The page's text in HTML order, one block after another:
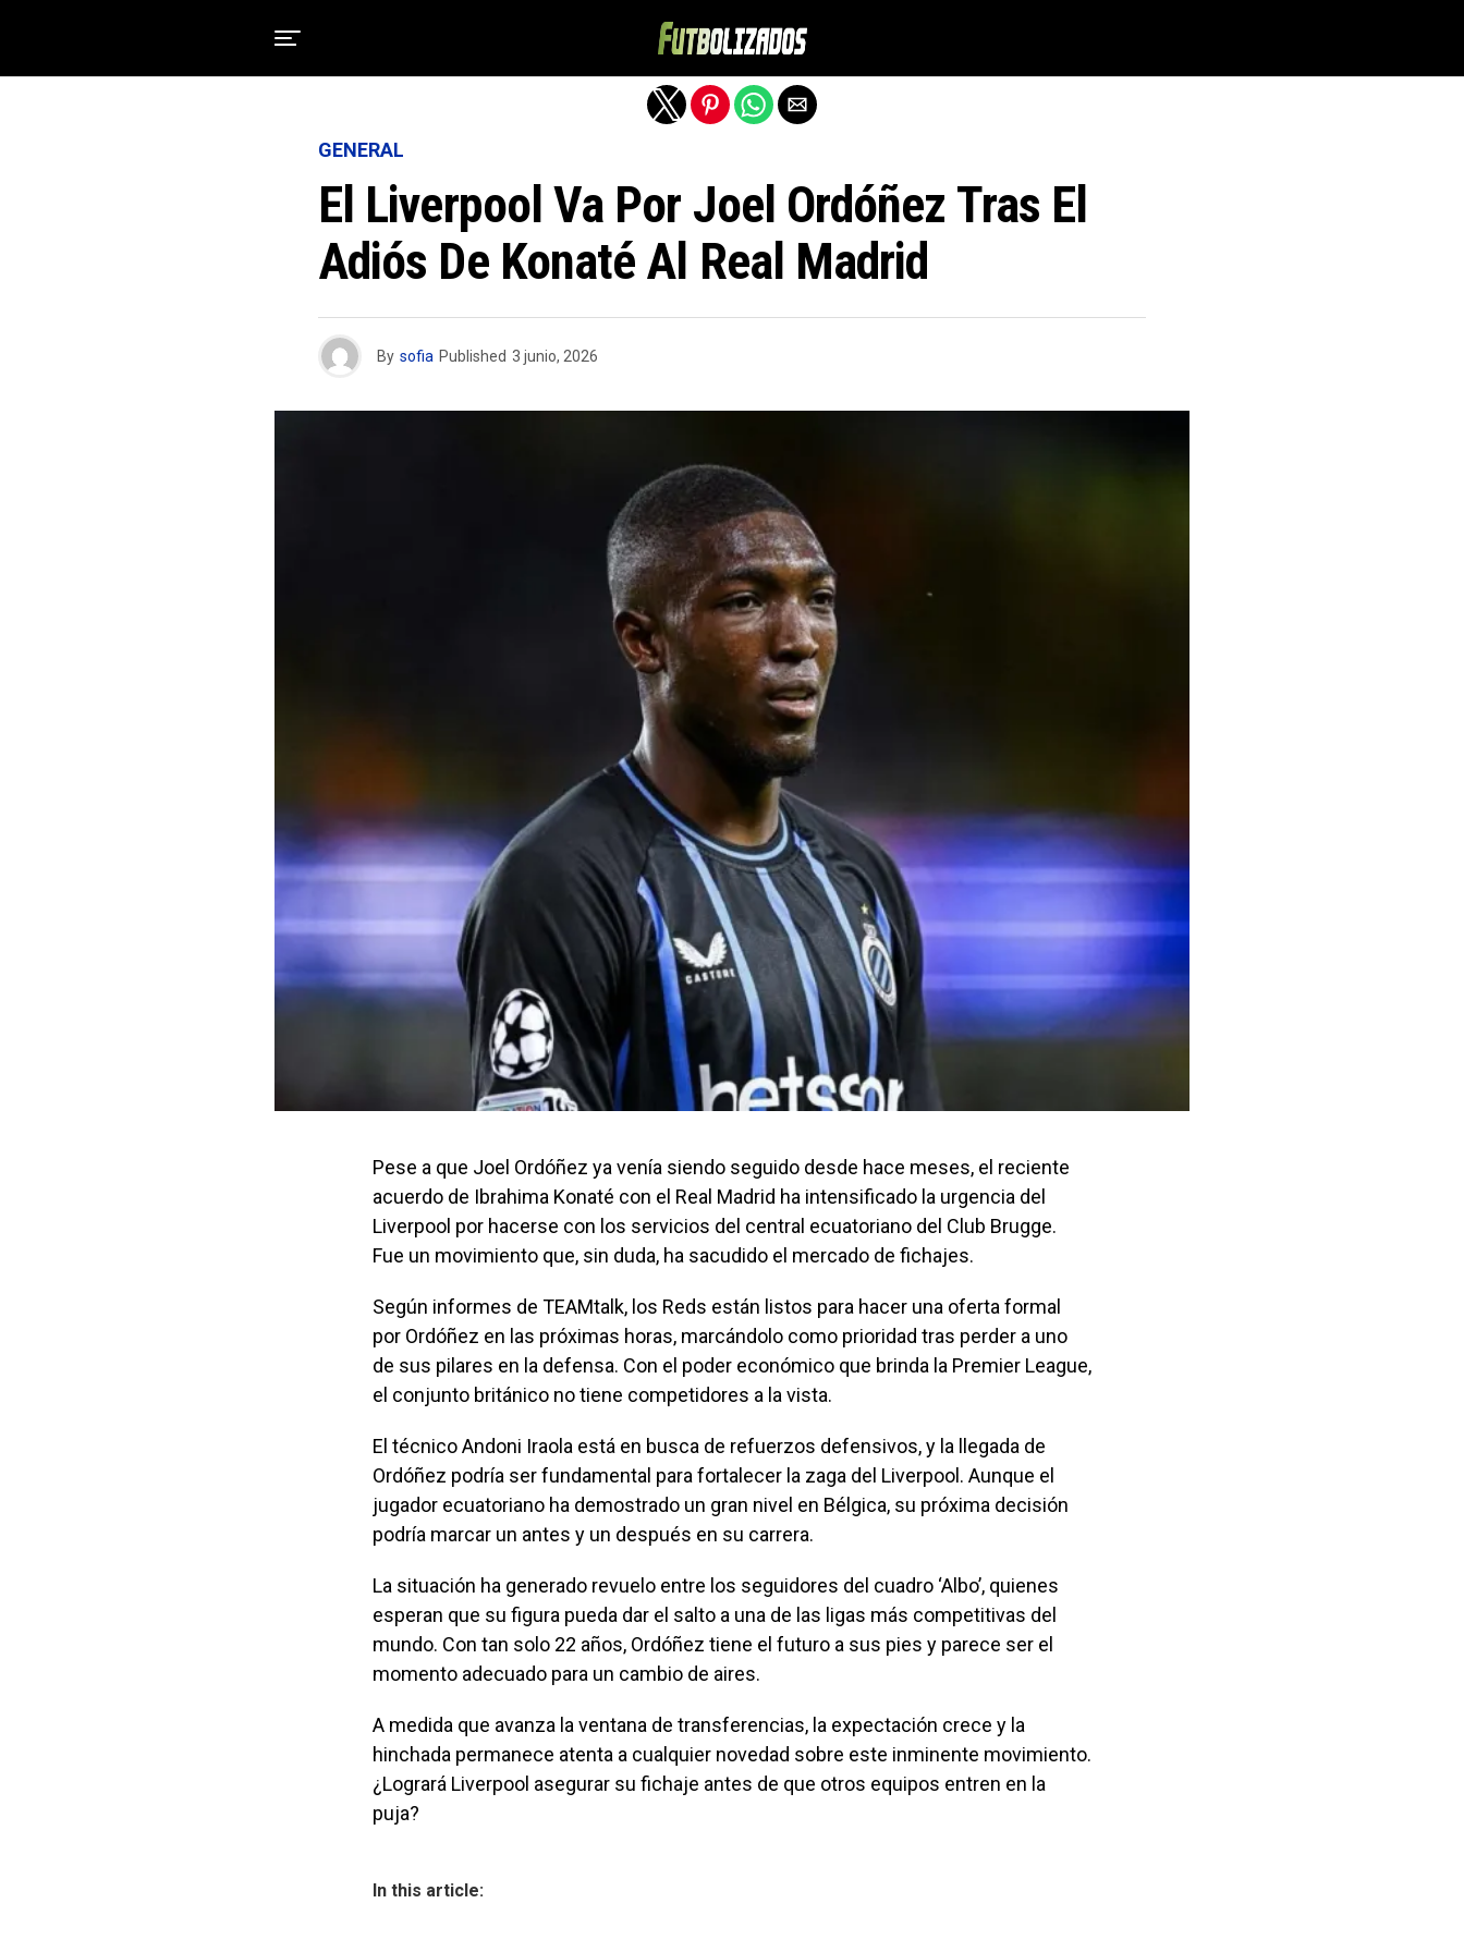
GENERAL
El Liverpool Va Por Joel Ordóñez Tras El
Adiós De Konaté Al Real Madrid
By sofia Published 3 junio, 2026
Pese a que Joel Ordóñez ya venía siendo seguido desde hace meses, el reciente
acuerdo de Ibrahima Konaté con el Real Madrid ha intensificado la urgencia del
Liverpool por hacerse con los servicios del central ecuatoriano del Club Brugge.
Fue un movimiento que, sin duda, ha sacudido el mercado de fichajes.
Según informes de TEAMtalk, los Reds están listos para hacer una oferta formal
por Ordóñez en las próximas horas, marcándolo como prioridad tras perder a uno
de sus pilares en la defensa. Con el poder económico que brinda la Premier League,
el conjunto británico no tiene competidores a la vista.
El técnico Andoni Iraola está en busca de refuerzos defensivos, y la llegada de
Ordóñez podría ser fundamental para fortalecer la zaga del Liverpool. Aunque el
jugador ecuatoriano ha demostrado un gran nivel en Bélgica, su próxima decisión
podría marcar un antes y un después en su carrera.
La situación ha generado revuelo entre los seguidores del cuadro ‘Albo’, quienes
esperan que su figura pueda dar el salto a una de las ligas más competitivas del
mundo. Con tan solo 22 años, Ordóñez tiene el futuro a sus pies y parece ser el
momento adecuado para un cambio de aires.
A medida que avanza la ventana de transferencias, la expectación crece y la
hinchada permanece atenta a cualquier novedad sobre este inminente movimiento.
¿Logrará Liverpool asegurar su fichaje antes de que otros equipos entren en la
puja?
In this article:
Salir de la versión móvil